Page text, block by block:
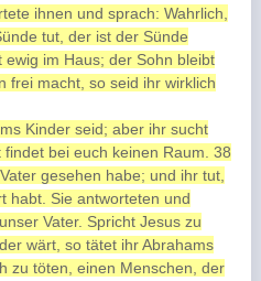
ihnen und sprach: Wahrlich,
tut, der ist der Sünde
im Haus; der Sohn bleibt
frei macht, so seid ihr wirklich
Kinder seid; aber ihr sucht
bei euch keinen Raum. 38
gesehen habe; und ihr tut,
habt. Sie antworteten und
Vater. Spricht Jesus zu
wärt, so tätet ihr Abrahams
zu töten, einen Menschen, der